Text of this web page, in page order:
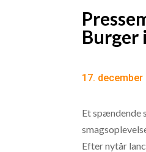
Burger
17. december
Et spændende
Efter nytår